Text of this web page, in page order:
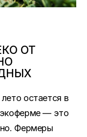
ОТ
остается в
— это
Фермеры